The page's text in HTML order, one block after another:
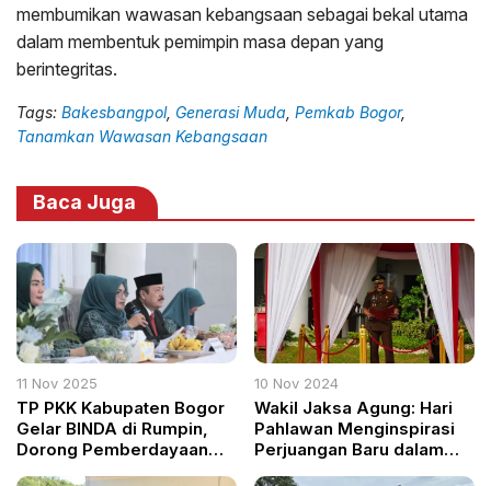
membumikan wawasan kebangsaan sebagai bekal utama
dalam membentuk pemimpin masa depan yang
berintegritas.
Tags: Bakesbangpol, Generasi Muda Pemkab Bogor,
Tanamkan Wawasan Kebangsaan
Baca Juga
11 Nov 2025
TP PKK Kabupaten Bogor
Gelar BINDA di Rumpin,
Dorong Pemberdayaan
10 Nov 2024
Wakil Jaksa Agung: Hari
Pahlawan Menginspirasi
Perjuangan Baru dalam